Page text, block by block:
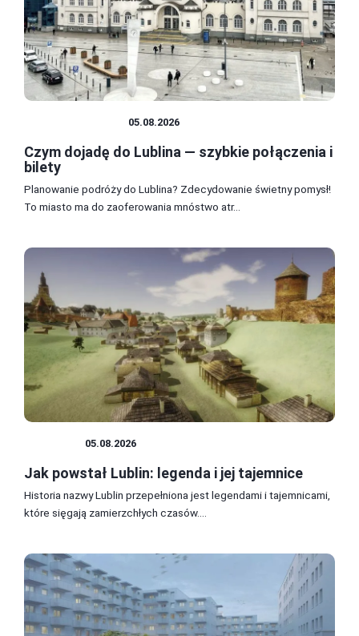
05.08.2026
Czym dojadę do Lublina — szybkie połączenia i
bilety
Planowanie podróży do Lublina? Zdecydowanie świetny pomysł!
To miasto ma do zaoferowania mnóstwo atr...
05.08.2026
Jak powstał Lublin: legenda i jej tajemnice
Historia nazwy Lublin przepełniona jest legendami i tajemnicami,
które sięgają zamierzchłych czasów....